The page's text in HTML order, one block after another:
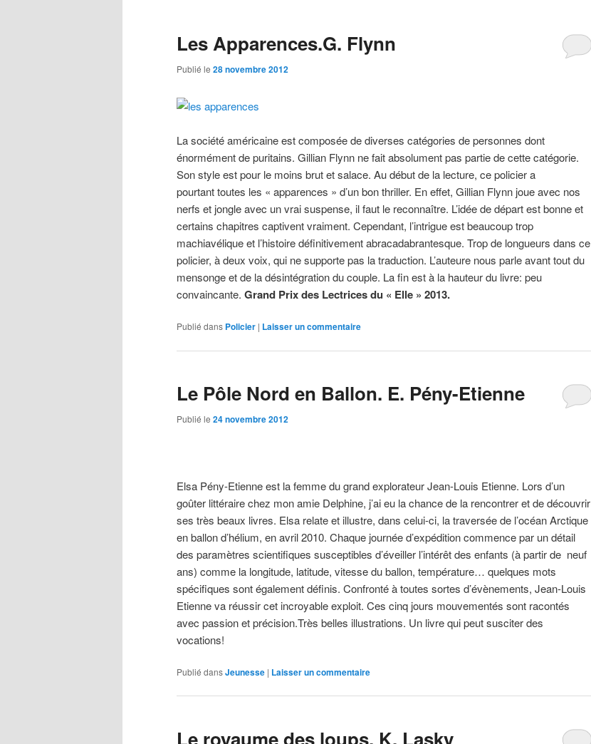
Les Apparences.G. Flynn
Publié le 28 novembre 2012
La société américaine est composée de diverses catégories de personnes dont
énormément de puritains. Gillian Flynn ne fait absolument pas partie de cette catégorie.
Son style est pour le moins brut et salace. Au début de la lecture, ce policier a
pourtant toutes les « apparences » d’un bon thriller. En effet, Gillian Flynn joue avec nos
nerfs et jongle avec un vrai suspense, il faut le reconnaître. L’idée de départ est bonne et
certains chapitres captivent vraiment. Cependant, l’intrigue est beaucoup trop
machiavélique et l’histoire définitivement abracadabrantesque. Trop de longueurs dans ce
policier, à deux voix, qui ne supporte pas la traduction. L’auteure nous parle avant tout du
mensonge et de la désintégration du couple. La fin est à la hauteur du livre: peu
convaincante. Grand Prix des Lectricesdu « Elle » 2013.
Publié dans Policier | Laisser un commentaire
Le Pôle Nord en Ballon. E. Pény-Etienne
Publié le 24 novembre 2012
Elsa Pény-Etienne est la femme du grand explorateur Jean-Louis Etienne. Lors d’un
goûter littéraire chez mon amie Delphine, j’ai eu la chance de la rencontrer et de découvrir
ses très beaux livres. Elsa relate et illustre, dans celui-ci, la traversée de l’océan Arctique
en ballon d’hélium, en avril 2010. Chaque journée d’expédition commence par un détail
des paramètres scientifiques susceptibles d’éveiller l’intérêt des enfants (à partir de neuf
ans) comme la longitude, latitude, vitesse du ballon, température… quelques mots
spécifiques sont également définis. Confronté à toutes sortes d’évènements, Jean-Louis
Etienne va réussir cet incroyable exploit. Ces cinq jours mouvementés sont racontés
avec passion et précision.Très belles illustrations. Un livre qui peut susciter des
vocations!
Publié dansJeunesse | Laisser un commentaire
Le royaume des loups. K. Lasky